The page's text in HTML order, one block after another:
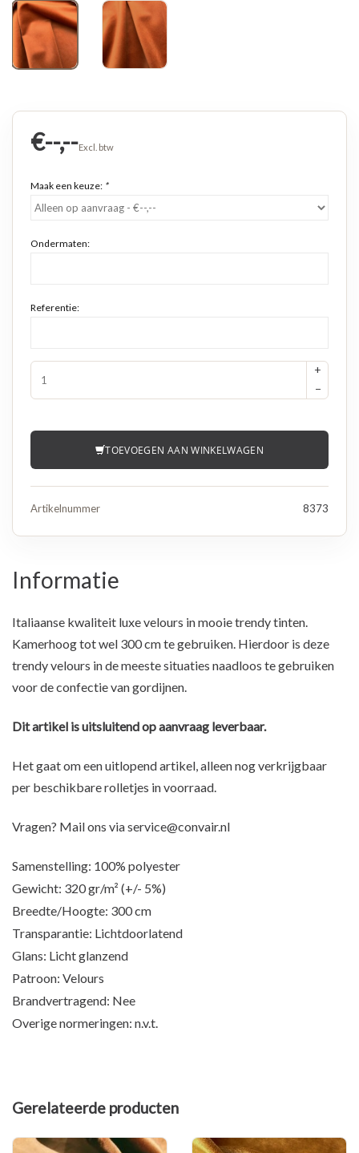
€--,--Excl. btw
Maak een keuze: *
Ondermaten:
Referentie:
+
−
TOEVOEGEN AAN WINKELWAGEN
Artikelnummer 8373
Informatie
Italiaanse kwaliteit luxe velours in mooie trendy tinten.
Kamerhoog tot wel 300 cm te gebruiken. Hierdoor is deze
trendy velours in de meeste situaties naadloos te gebruiken
voor de confectie van gordijnen.
Dit artikel is uitsluitend op aanvraag leverbaar.
Het gaat om een uitlopend artikel, alleen nog verkrijgbaar
per beschikbare rolletjes in voorraad.
Vragen? Mail ons viaservice@convair.nl
Samenstelling: 100% polyester
Gewicht: 320 gr/m² (+/- 5%)
Breedte/Hoogte: 300 cm
Transparantie: Lichtdoorlatend
Glans: Licht glanzend
Patroon: Velours
Brandvertragend: Nee
Overige normeringen: n.v.t.
Gerelateerde producten